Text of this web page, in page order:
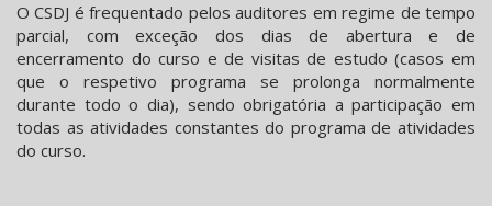
O CSDJ é frequentado pelos auditores em regime de tempo
parcial, com exceção dos dias de abertura e de
encerramento do curso e de visitas de estudo (casos em
que o respetivo programa se prolonga normalmente
durante todo o dia), sendo obrigatória a participação em
todas as atividades constantes do programa de atividades
do curso.